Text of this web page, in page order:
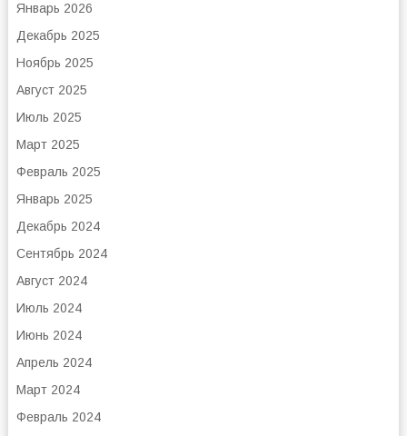
Январь 2026
Декабрь 2025
Ноябрь 2025
Август 2025
Июль 2025
Март 2025
Февраль 2025
Январь 2025
Декабрь 2024
Сентябрь 2024
Август 2024
Июль 2024
Июнь 2024
Апрель 2024
Март 2024
Февраль 2024